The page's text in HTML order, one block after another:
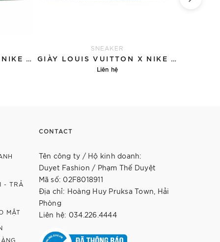
GIÀY LOUIS VUITTON X NIKE AIR FORCE 1 'GREEN'
SNEAKER
GIÀY LOUIS VUITTON X NIKE AIR FORCE 1 'BLUE'
Liên hệ
- TRẢ
MẬT
CONTACT
Tên công ty / Hộ kinh doanh:
Duyet Fashion / Phạm Thế Duyệt
Mã số: 02F8018911
Địa chỉ: Hoàng Huy Pruksa Town, Hải
Phòng
Liên hệ: 034.226.4444